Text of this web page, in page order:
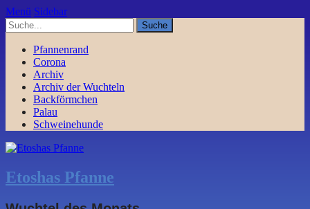
Menü Sidebar
Pfannenrand
Corona
Archiv
Archiv der Wuchteln
Backförmchen
Palau
Schweinehunde
Etoshas Pfanne